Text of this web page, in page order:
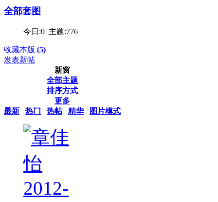
全部套图
今日:0| 主题:776
收藏本版 (5)
发表新帖
新窗
全部主题
排序方式
更多
最新
热门 热帖 精华 图片模式